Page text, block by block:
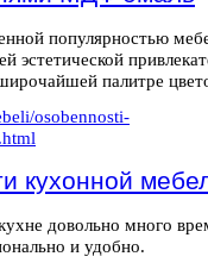
популярностью
эстетической
палитре
кухонной
довольно много
и удобно.